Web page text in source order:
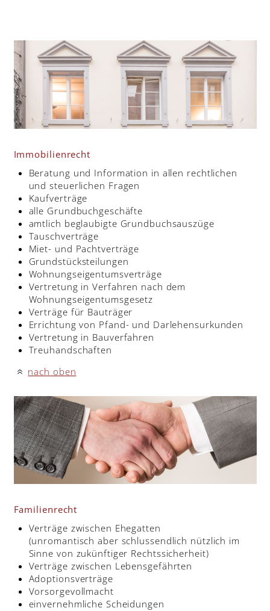
Immobilienrecht
Beratung und Information in allen rechtlichen
und steuerlichen Fragen
Kaufverträge
alle Grundbuchgeschäfte
amtlich beglaubigte Grundbuchsauszüge
Tauschverträge
Miet- und Pachtverträge
Grundstücksteilungen
Wohnungseigentumsverträge
Vertretung in Verfahren nach dem
Wohnungseigentumsgesetz
Verträge für Bauträger
Errichtung von Pfand- und Darlehensurkunden
Vertretung in Bauverfahren
Treuhandschaften
nach oben
«
Familienrecht
Verträge zwischen Ehegatten
(unromantisch aber schlussendlich nützlich im
Sinne von zukünftiger Rechtssicherheit)
Verträge zwischen Lebensgefährten
Adoptionsverträge
Vorsorgevollmacht
einvernehmliche Scheidungen